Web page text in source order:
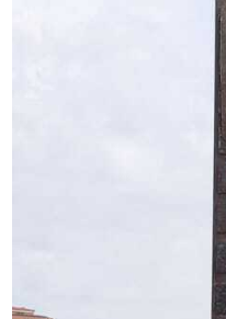
Ausschreibungen
Help